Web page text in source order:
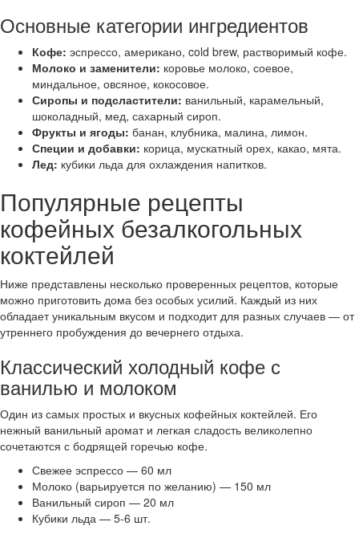
Основные категории ингредиентов
Кофе: эспрессо, американо, cold brew, растворимый кофе.
Молоко и заменители: коровье молоко, соевое,
миндальное, овсяное, кокосовое.
Сиропы и подсластители: ванильный, карамельный,
шоколадный, мед, сахарный сироп.
Фрукты и ягоды: банан, клубника, малина, лимон.
Специи и добавки: корица, мускатный орех, какао, мята.
Лед: кубики льда для охлаждения напитков.
Популярные рецепты
кофейных безалкогольных
коктейлей
Ниже представлены несколько проверенных рецептов, которые
можно приготовить дома без особых усилий. Каждый из них
обладает уникальным вкусом и подходит для разных случаев — от
утреннего пробуждения до вечернего отдыха.
Классический холодный кофе с
ванилью и молоком
Один из самых простых и вкусных кофейных коктейлей. Его
нежный ванильный аромат и легкая сладость великолепно
сочетаются с бодрящей горечью кофе.
Свежее эспрессо — 60 мл
Молоко (варьируется по желанию) — 150 мл
Ванильный сироп — 20 мл
Кубики льда — 5-6 шт.